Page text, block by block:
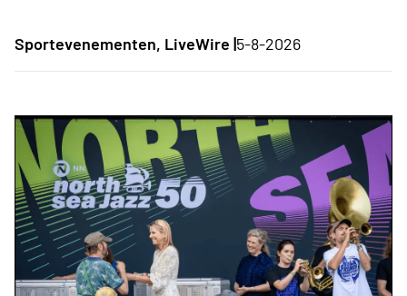
Sportevenementen, LiveWire |5-8-2026